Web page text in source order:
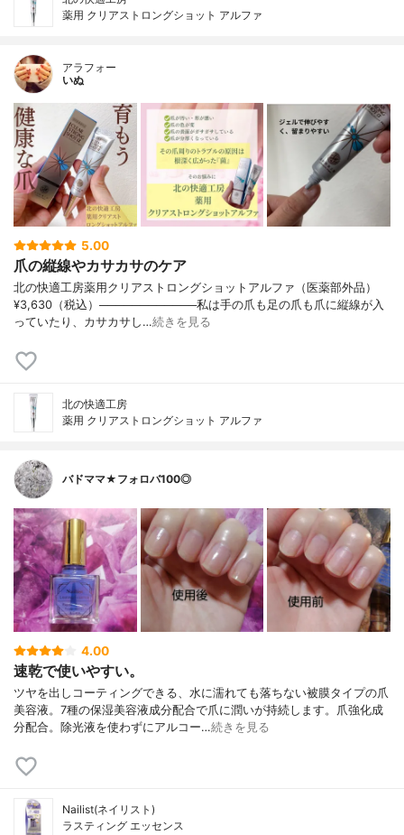
薬用 クリアストロングショット アルファ
アラフォー
いぬ
5.00
爪の縦線やカサカサのケア
北の快適工房薬用クリアストロングショットアルファ（医薬部外品）
¥3,630（税込）────────────私は手の爪も足の爪も爪に縦線が入
っていたり、カサカサし…続きを見る
北の快適工房
薬用 クリアストロングショット アルファ
バドママ★フォロバ100◎
4.00
速乾で使いやすい。
ツヤを出しコーティングできる、水に濡れても落ちない被膜タイプの爪
美容液。7種の保湿美容液成分配合で爪に潤いが持続します。爪強化成
分配合。除光液を使わずにアルコー…続きを見る
Nailist(ネイリスト)
ラスティング エッセンス